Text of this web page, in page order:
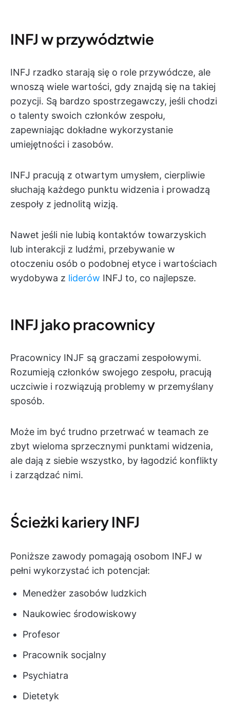
INFJ w przywództwie
INFJ rzadko starają się o role przywódcze, ale
wnoszą wiele wartości, gdy znajdą się na takiej
pozycji. Są bardzo spostrzegawczy, jeśli chodzi
o talenty swoich członków zespołu,
zapewniając dokładne wykorzystanie
umiejętności i zasobów.
INFJ pracują z otwartym umysłem, cierpliwie
słuchają każdego punktu widzenia i prowadzą
zespoły z jednolitą wizją.
Nawet jeśli nie lubią kontaktów towarzyskich
lub interakcji z ludźmi, przebywanie w
otoczeniu osób o podobnej etyce i wartościach
wydobywa z liderów INFJ to, co najlepsze.
INFJ jako pracownicy
Pracownicy INJF są graczami zespołowymi.
Rozumieją członków swojego zespołu, pracują
uczciwie i rozwiązują problemy w przemyślany
sposób.
Może im być trudno przetrwać w teamach ze
zbyt wieloma sprzecznymi punktami widzenia,
ale dają z siebie wszystko, by łagodzić konflikty
i zarządzać nimi.
Ścieżki kariery INFJ
Poniższe zawody pomagają osobom INFJ w
pełni wykorzystać ich potencjał:
Menedżer zasobów ludzkich
Naukowiec środowiskowy
Profesor
Pracownik socjalny
Psychiatra
Dietetyk